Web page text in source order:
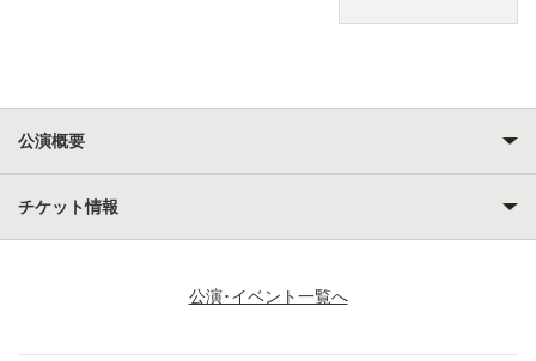
公演概要
チケット情報
公演･イベント一覧へ